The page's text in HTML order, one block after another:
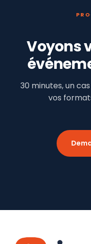
Voyons
30 minutes, un
vos